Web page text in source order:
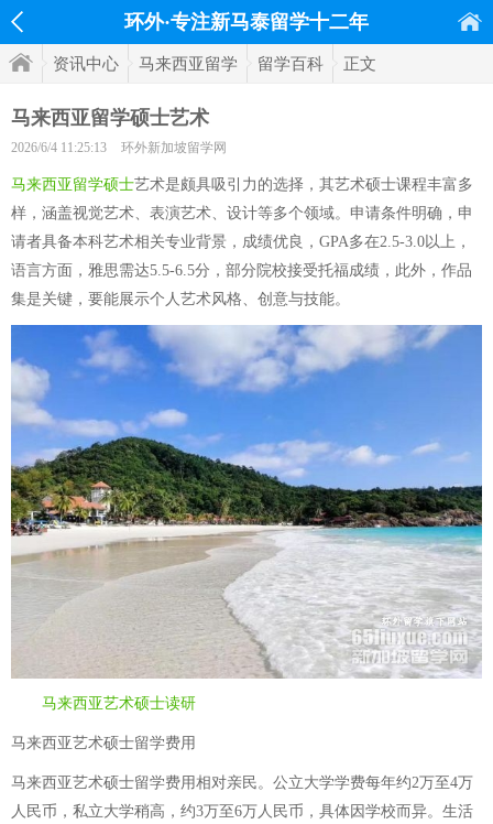
环外·专注新马泰留学十二年
资讯中心 马来西亚留学 留学百科 正文
马来西亚留学硕士艺术
2026/6/4 11:25:13 环外新加坡留学网
马来西亚留学硕士艺术是颇具吸引力的选择，其艺术硕士课程丰富多
样，涵盖视觉艺术、表演艺术、设计等多个领域。申请条件明确，申
请者具备本科艺术相关专业背景，成绩优良，GPA多在2.5-3.0以上，
语言方面，雅思需达5.5-6.5分，部分院校接受托福成绩，此外，作品
集是关键，要能展示个人艺术风格、创意与技能。
马来西亚艺术硕士读研
马来西亚艺术硕士留学费用
马来西亚艺术硕士留学费用相对亲民。公立大学学费每年约2万至4万
人民币，私立大学稍高，约3万至6万人民币，具体因学校而异。生活